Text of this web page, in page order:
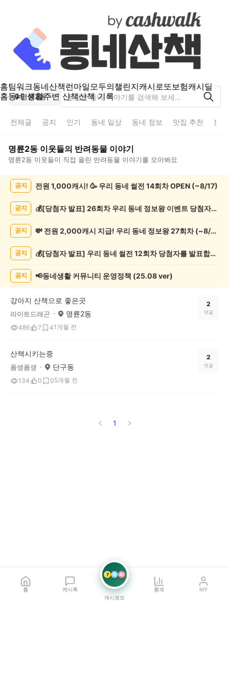
홈팀워크동네산책런마일모두의챌린지캐시로또보험캐시딜
홈동네 생활주변 산책산책 기록
명륜2동
전체글 공지 인기 동네 일상 동네 정보 맛집 추천 분
명륜2동 이웃들의 반려동물 이야기
명륜2동 이웃들이 직접 올린 반려동물 이야기를 모아봐요
목
공지 전원 1,000캐시! 🥳 우리 동네 썰전 14회차 OPEN (~8/17)
공지 💰[당첨자 발표] 26회차 우리 동네 정보왕 이벤트 당첨자를 발표합니다!
공지 💸 전원 2,000캐시 지급! 우리 동네 정보왕 27회차 (~8/10)
공지 💰[당첨자 발표] 우리 동네 썰전 12회차 당첨자를 발표합니다!
공지 📢동네생활 커뮤니티 운영정책 (25.08 ver)
강아지 산책으로 좋은곳
라이트드래곤 명륜2동
486 7 41개월 전
2
댓글
산책시키는중
폼생폼생 단구동
134 0 05개월 전
2
댓글
1
홈 캐시톡
7 21 42
캐시로또
통계 MY